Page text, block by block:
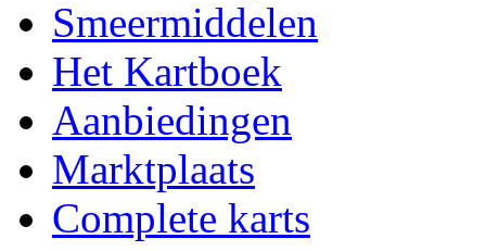
Smeermiddelen
Het Kartboek
Aanbiedingen
Marktplaats
Complete karts